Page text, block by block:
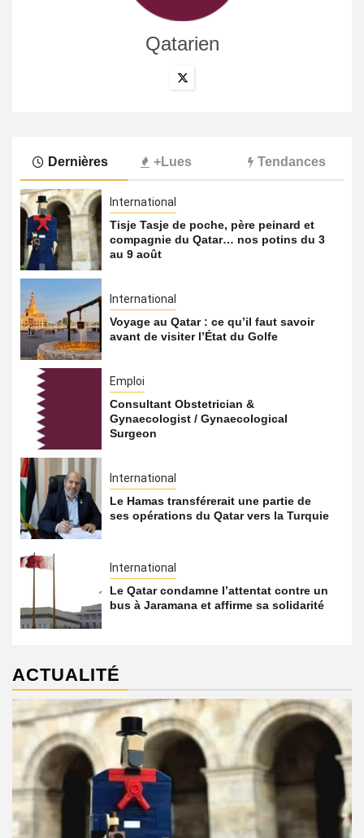
Qatarien
Dernières +Lues Tendances
International
Tisje Tasje de poche, père peinard et
compagnie du Qatar… nos potins du 3
au 9 août
International
Voyage au Qatar : ce qu’il faut savoir
avant de visiter l’État du Golfe
Emploi
Consultant Obstetrician &
Gynaecologist / Gynaecological
Surgeon
International
Le Hamas transférerait une partie de
ses opérations du Qatar vers la Turquie
International
Le Qatar condamne l’attentat contre un
bus à Jaramana et affirme sa solidarité
ACTUALITÉ